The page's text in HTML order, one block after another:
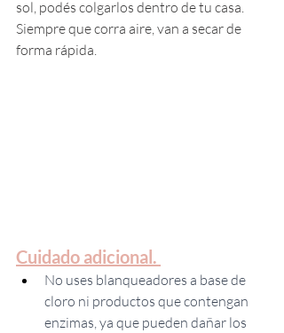
sol, podés colgarlos dentro de tu casa.
Siempre que corra aire, van a secar de
forma rápida.
Cuidado adicional.
No uses blanqueadores a base de
cloro ni productos que contengan
enzimas, ya que pueden dañar los